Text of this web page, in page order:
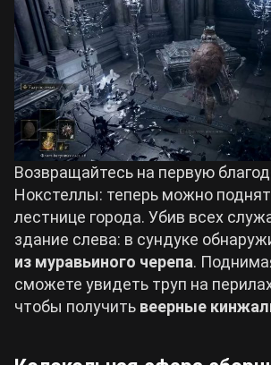
Возвращайтесь на первую
Нокстеллы: теперь можно
лестнице города. Убив всех
здание слева: в сундуке
из муравьиного черепа.
сможете увидеть труп на
чтобы получить веерные